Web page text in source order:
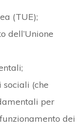
(TUE);
dell’Unione
(che
per
dei